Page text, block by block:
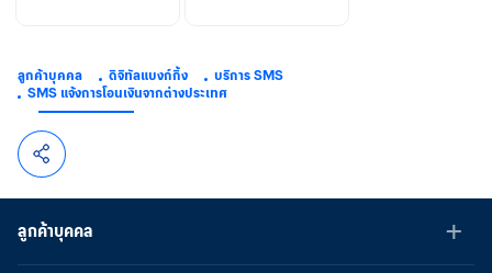
ลูกค้าบุคคล ดิจิทัลแบงก์กิ้ง
บริการ SMS
SMS แจ้งการโอนเงินจากต่างประเทศ
ลูกค้าบุคคล